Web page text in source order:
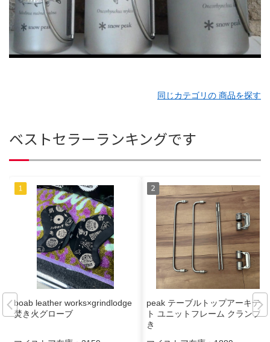
同じカテゴリの 商品を探す
ベストセラーランキングです
boab leather works×grindlodge
焚き火グローブ
peak テーブルトップアーキテク
ト ユニットフレーム クランプ付
き